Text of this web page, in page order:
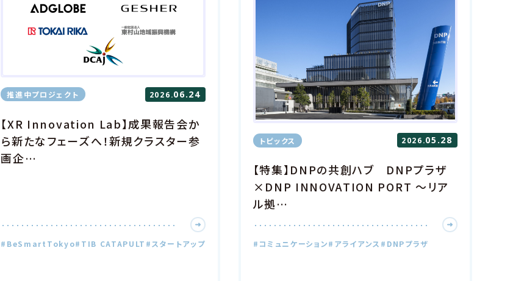
認証・セキュリティ DX 情報管理
本が読まれ続ける未来を、 本に関わるすべての人とつくる。
出版DX グローバル コンテンツ・IP 体験・体験価値 書店
生成AIを活用し、今よりもさらに人と社会がつながる創造的な
未来をつくる
コミュニケーション テクノロジー 生成AI
製造・物流分野のDXで産業の未来を明るく照らす
DX スマートファクトリー フィジカルAI デジタルツイン
本が読まれ続ける未来を、 本に関わるすべての人とつくる。
グローバル コンテンツ・IP 体験・体験価値 書店
生成AIを活用し、今よりもさらに人と社会がつながる創造的な
未来をつくる
製造・物流分野のDXで産業の未来を明るく照らす
DX スマートファクトリー フィジカルAI デジタルツイン
推進中プロジェクト 2026.06.24
【XR Innovation Lab】成果報告会か
ら新たなフェーズへ！新規クラスター参
画企…
#BeSmartTokyo#TIB CATAPULT #スタートアップ
トピックス 2026.05.28
【特集】DNPの共創ハブ DNPプラザ
×DNP INNOVATION PORT ～リア
ル拠…
#コミュニケーション#アライアンス #DNPプラザ